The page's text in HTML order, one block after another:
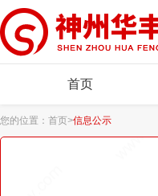
首页
您的位置： 首页>信息公示